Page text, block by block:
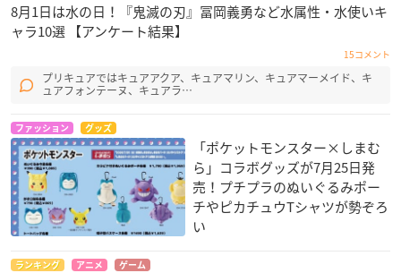
8月1日は水の日！『鬼滅の刃』冨岡義勇など水属性・水使いキ
ャラ10選 【アンケート結果】
15コメント
プリキュアではキュアアクア、キュアマリン、キュアマーメイド、キ
ュアフォンテーヌ、キュアラ…
ファッション グッズ
「ポケットモンスター×しまむ
ら」コラボグッズが7月25日発
売！プチプラのぬいぐるみポー
チやピカチュウTシャツが勢ぞろ
い
ランキング アニメ ゲーム